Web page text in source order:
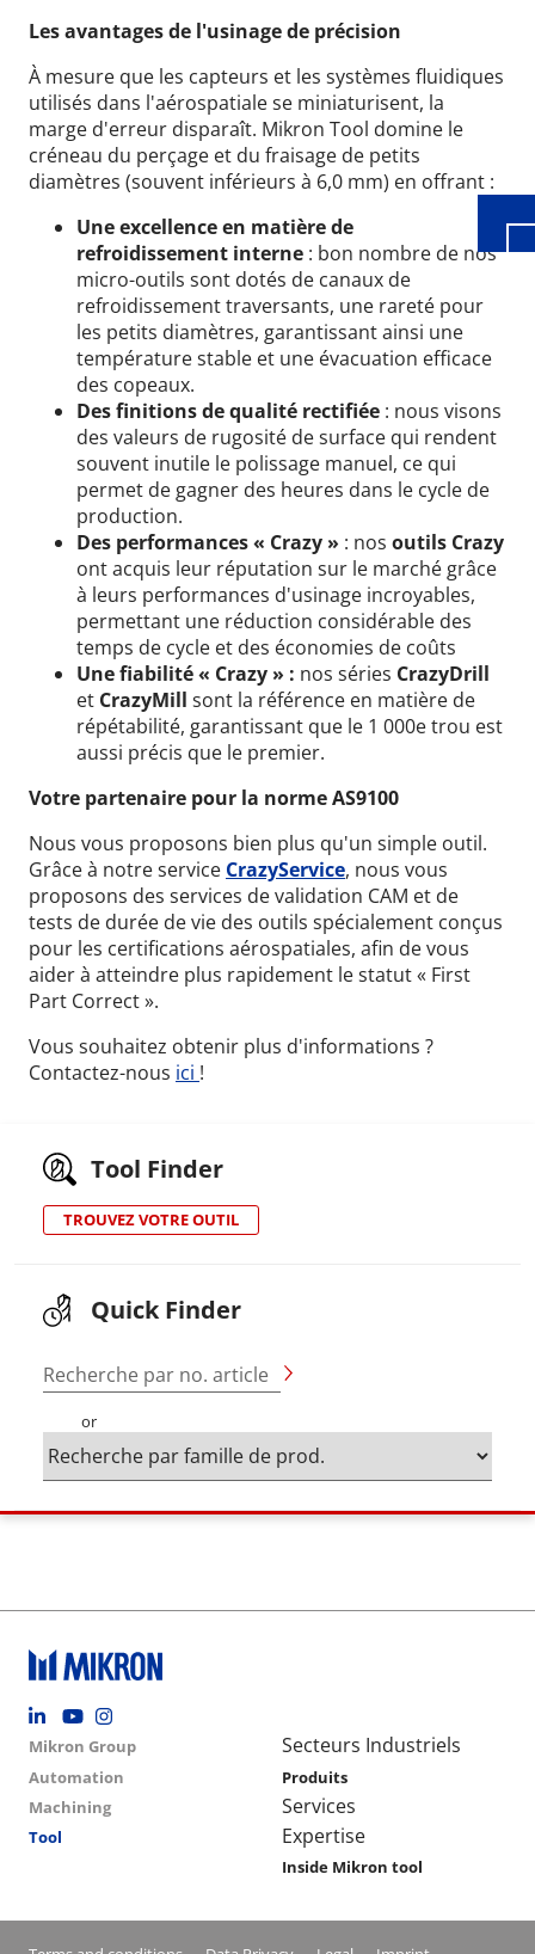
Les avantages de l'usinage de précision
À mesure que les capteurs et les systèmes fluidiques
utilisés dans l'aérospatiale se miniaturisent, la
marge d'erreur disparaît. Mikron Tool domine le
créneau du perçage et du fraisage de petits
diamètres (souvent inférieurs à 6,0 mm) en offrant :
Une excellence en matière de
refroidissement interne : bon nombre de nos
micro-outils sont dotés de canaux de
refroidissement traversants, une rareté pour
les petits diamètres, garantissant ainsi une
température stable et une évacuation efficace
des copeaux.
Des finitions de qualité rectifiée : nous visons
des valeurs de rugosité de surface qui rendent
souvent inutile le polissage manuel, ce qui
permet de gagner des heures dans le cycle de
production.
Des performances « Crazy » : nos outils Crazy
ont acquis leur réputation sur le marché grâce
à leurs performances d'usinage incroyables,
permettant une réduction considérable des
temps de cycle et des économies de coûts
Une fiabilité « Crazy » : nos séries CrazyDrill
et CrazyMill sont la référence en matière de
répétabilité, garantissant que le 1 000e trou est
aussi précis que le premier.
Votre partenaire pour la norme AS9100
Nous vous proposons bien plus qu'un simple outil.
Grâce à notre service CrazyService, nous vous
proposons des services de validation CAM et de
tests de durée de vie des outils spécialement conçus
pour les certifications aérospatiales, afin de vous
aider à atteindre plus rapidement le statut « First
Part Correct ».
Vous souhaitez obtenir plus d'informations ?
Contactez-nous ici !
Tool Finder
TROUVEZ VOTRE OUTIL
Quick Finder
Recherche par no. article
or
Footer social
Group menu
Mikron Group
Automation
Machining
Tool
Main navigation
Secteurs Industriels
Produits
Services
Expertise
Inside Mikron tool
Conditions footer menu